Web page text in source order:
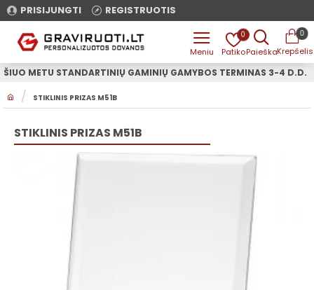
PRISIJUNGTI REGISTRUOTIS
0 0
O
E
STIKLINIS PRIZAS M51B
ŠIUO METU STANDARTINIŲ GAMINIŲ GAMYBOS TERMINAS 3-4 D.D.
STIKLINIS PRIZAS M51B